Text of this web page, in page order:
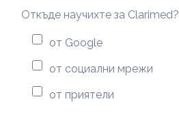
Откъде научихте за Clarimed?
от Google
от социални мрежи
от приятели